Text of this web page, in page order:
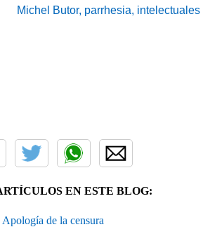
Michel Butor, parrhesia, intelectuales
EN ESTE BLOG:
Apología de la censura